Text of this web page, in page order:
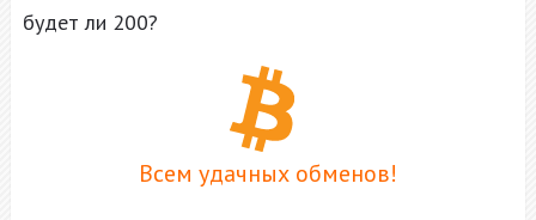
будет ли 200?
Всем удачных обменов!